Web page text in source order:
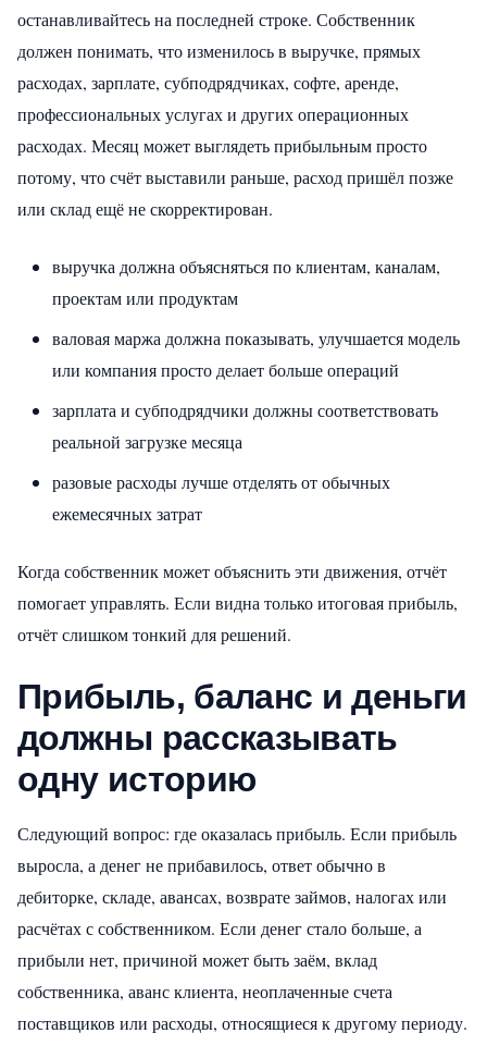
останавливайтесь на последней строке. Собственник
должен понимать, что изменилось в выручке, прямых
расходах, зарплате, субподрядчиках, софте, аренде,
профессиональных услугах и других операционных
расходах. Месяц может выглядеть прибыльным просто
потому, что счёт выставили раньше, расход пришёл позже
или склад ещё не скорректирован.
выручка должна объясняться по клиентам, каналам,
проектам или продуктам
валовая маржа должна показывать, улучшается модель
или компания просто делает больше операций
зарплата и субподрядчики должны соответствовать
реальной загрузке месяца
разовые расходы лучше отделять от обычных
ежемесячных затрат
Когда собственник может объяснить эти движения, отчёт
помогает управлять. Если видна только итоговая прибыль,
отчёт слишком тонкий для решений.
Прибыль, баланс и деньги
должны рассказывать
одну историю
Следующий вопрос: где оказалась прибыль. Если прибыль
выросла, а денег не прибавилось, ответ обычно в
дебиторке, складе, авансах, возврате займов, налогах или
расчётах с собственником. Если денег стало больше, а
прибыли нет, причиной может быть заём, вклад
собственника, аванс клиента, неоплаченные счета
поставщиков или расходы, относящиеся к другому периоду.